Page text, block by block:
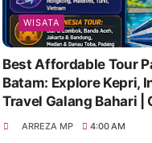
WISATA
Best Affordable Tour
Batam: Explore Kepri,
Travel Galang Bahari
2221ARREZA MP 4:00 AM